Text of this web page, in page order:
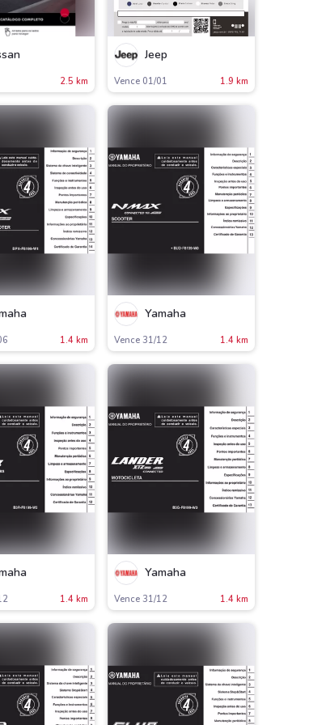
2.5 km
Jeep
Vence 01/01 1.9 km
1.4 km
Yamaha
Vence 31/12 1.4 km
1.4 km
Yamaha
Vence 31/12 1.4 km